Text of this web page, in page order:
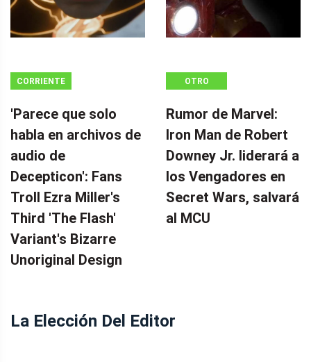
CORRIENTE
'Parece que solo
habla en archivos de
audio de
Decepticon': Fans
Troll Ezra Miller's
Third 'The Flash'
Variant's Bizarre
Unoriginal Design
OTRO
Rumor de Marvel:
Iron Man de Robert
Downey Jr. liderará a
los Vengadores en
Secret Wars, salvará
al MCU
La Elección Del Editor